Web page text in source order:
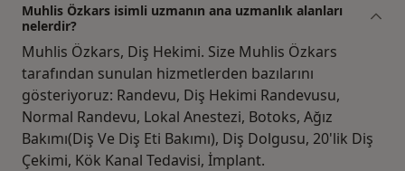
Muhlis Özkars isimli uzmanın ana uzmanlık alanları
nelerdir?
Muhlis Özkars, Diş Hekimi. Size Muhlis Özkars
tarafından sunulan hizmetlerden bazılarını
gösteriyoruz: Randevu, Diş Hekimi Randevusu,
Normal Randevu, Lokal Anestezi, Botoks, Ağız
Bakımı(Diş Ve Diş Eti Bakımı), Diş Dolgusu, 20'lik Diş
Çekimi, Kök Kanal Tedavisi, İmplant.